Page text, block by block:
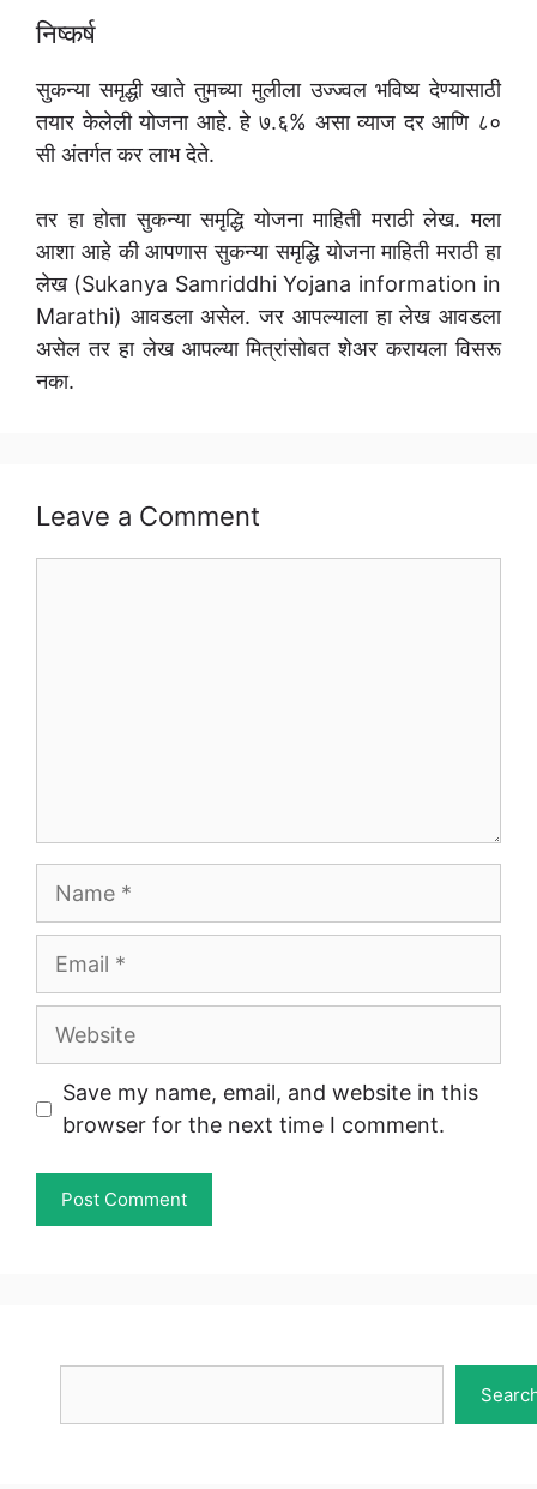
निष्कर्ष
सुकन्या समृद्धी खाते तुमच्या मुलीला उज्ज्वल भविष्य देण्यासाठी
तयार केलेली योजना आहे. हे ७.६% असा व्याज दर आणि ८०
सी अंतर्गत कर लाभ देते.
तर हा होता सुकन्या समृद्धि योजना माहिती मराठी लेख. मला
आशा आहे की आपणास सुकन्या समृद्धि योजना माहिती मराठी हा
लेख (Sukanya Samriddhi Yojana information in
Marathi) आवडला असेल. जर आपल्याला हा लेख आवडला
असेल तर हा लेख आपल्या मित्रांसोबत शेअर करायला विसरू
नका.
Leave a Comment
Name
Email
Website
Save my name, email, and website in this
browser for the next time I comment.